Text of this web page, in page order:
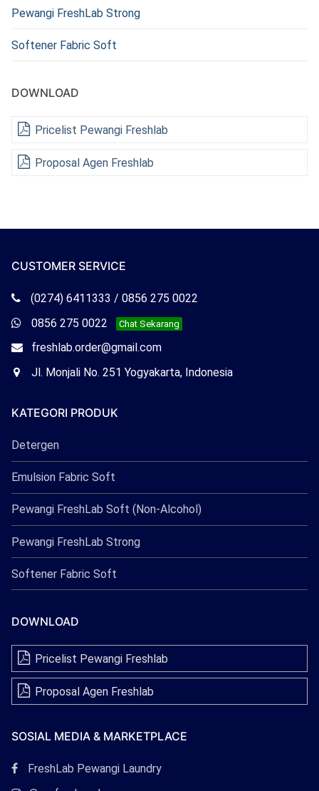
Pewangi FreshLab Strong
Softener Fabric Soft
DOWNLOAD
Pricelist Pewangi Freshlab
Proposal Agen Freshlab
CUSTOMER SERVICE
Telepon
Freshlab
(0274) 6411333 / 0856 275 0022
Whatsapp
Freshlab
0856 275 0022 Chat Sekarang
Email
Freshlab
freshlab.order@gmail.com
OfficeJl. Monjali No. 251 Yogyakarta, Indonesia
KATEGORI PRODUK
Detergen
Emulsion Fabric Soft
Pewangi FreshLab Soft (Non-Alcohol)
Pewangi FreshLab Strong
Softener Fabric Soft
DOWNLOAD
Pricelist Pewangi Freshlab
Proposal Agen Freshlab
SOSIAL MEDIA & MARKETPLACE
Tautan
Facebook
FreshLab Pewangi Laundry